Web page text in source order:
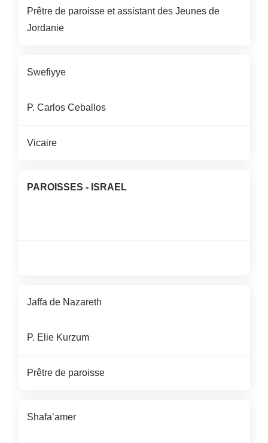
Prêtre de paroisse et assistant des Jeunes de
Jordanie
Swefiyye
P.Carlos Ceballos
Vicaire
PAROISSES-ISRAEL
Jaffa de Nazareth
P. ElieKurzum
Prêtre de paroisse
Shafa’amer